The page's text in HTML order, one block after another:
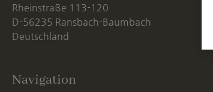
Rheinstraße 113-120
D-56235 Ransbach-Baumbach
Deutschland
Navigation